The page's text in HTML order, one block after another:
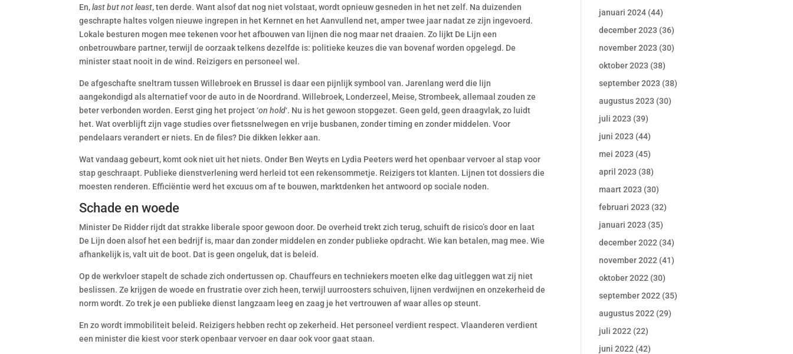
En,last but not least, ten derde. Want alsof dat nog niet volstaat, wordt opnieuw gesneden in het net zelf. Na duizenden
geschrapte haltes volgen nieuwe ingrepen in het Kernnet en het Aanvullend net, amper twee jaar nadat ze zijn ingevoerd.
Lokale besturen mogen mee tekenen voor het afbouwen van lijnen die nog maar net draaien. Zo lijkt De Lijn een
onbetrouwbare partner, terwijl de oorzaak telkens dezelfde is: politieke keuzes die van bovenaf worden opgelegd. De
minister staat nooit in de wind. Reizigers en personeel wel.
De afgeschafte sneltram tussen Willebroek en Brussel is daar een pijnlijk symbool van. Jarenlang werd die lijn
aangekondigd als alternatief voor de auto in de Noordrand. Willebroek, Londerzeel, Meise, Strombeek, allemaal zouden ze
beter verbonden worden. Eerst ging het project ‘on hold‘. Nu is het gewoon stopgezet. Geen geld, geen draagvlak, zo luidt
het. Wat overblijft zijn vage studies over fietssnelwegen en vrije busbanen, zonder timing en zonder middelen. Voor
pendelaars verandert er niets. En de files? Die dikken lekker aan.
Wat vandaag gebeurt, komt ook niet uit het niets. Onder Ben Weyts en Lydia Peeters werd het openbaar vervoer al stap voor
stap geschraapt. Publieke dienstverlening werd herleid tot een rekensommetje. Reizigers tot klanten. Lijnen tot dossiers die
moesten renderen. Efficiëntie werd het excuus om af te bouwen, marktdenken het antwoord op sociale noden.
Schade en woede
Minister De Ridder rijdt dat strakke liberale spoor gewoon door. De overheid trekt zich terug, schuift de risico’s door en laat
De Lijn doen alsof het een bedrijf is, maar dan zonder middelen en zonder publieke opdracht. Wie kan betalen, mag mee. Wie
afhankelijk is, valt uit de boot. Dat is geen ongeluk, dat is beleid.
Op de werkvloer stapelt de schade zich ondertussen op. Chauffeurs en techniekers moeten elke dag uitleggen wat zij niet
beslissen. Ze krijgen de woede en frustratie over zich heen, terwijl uurroosters schuiven, lijnen verdwijnen en onzekerheid de
norm wordt. Zo trek je een publieke dienst langzaam leeg en zaag je het vertrouwen af waar alles op steunt.
En zo wordt immobiliteit beleid. Reizigers hebben recht op zekerheid. Het personeel verdient respect. Vlaanderen verdient
een minister die kiest voor sterk openbaar vervoer en daar ook voor gaat staan.
januari 2024 (44)
december 2023 (36)
november 2023 (30)
oktober 2023 (38)
september 2023 (38)
augustus 2023 (30)
juli 2023 (39)
juni 2023 (44)
mei 2023 (45)
april 2023 (38)
maart 2023 (30)
februari 2023 (32)
januari 2023 (35)
december 2022 (34)
november 2022 (41)
oktober 2022 (30)
september 2022 (35)
augustus 2022 (29)
juli 2022 (22)
juni 2022 (42)